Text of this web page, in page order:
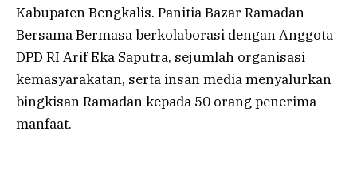
Kabupaten Bengkalis. Panitia Bazar Ramadan
Bersama Bermasa berkolaborasi dengan Anggota
DPD RI Arif Eka Saputra, sejumlah organisasi
kemasyarakatan, serta insan media menyalurkan
bingkisan Ramadan kepada 50 orang penerima
manfaat.